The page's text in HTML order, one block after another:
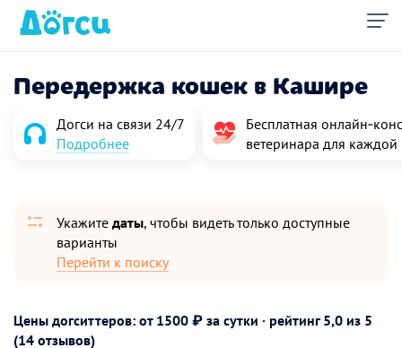
Передержка кошек в Кашире
Догси на связи 24/7
Подробнее
Бесплатная
ветеринара для
Укажите даты, чтобы видеть только доступные
варианты
Перейти к поиску
Цены догситтеров: от 1500 ₽ за сутки · рейтинг 5,0 из 5
(14 отзывов)